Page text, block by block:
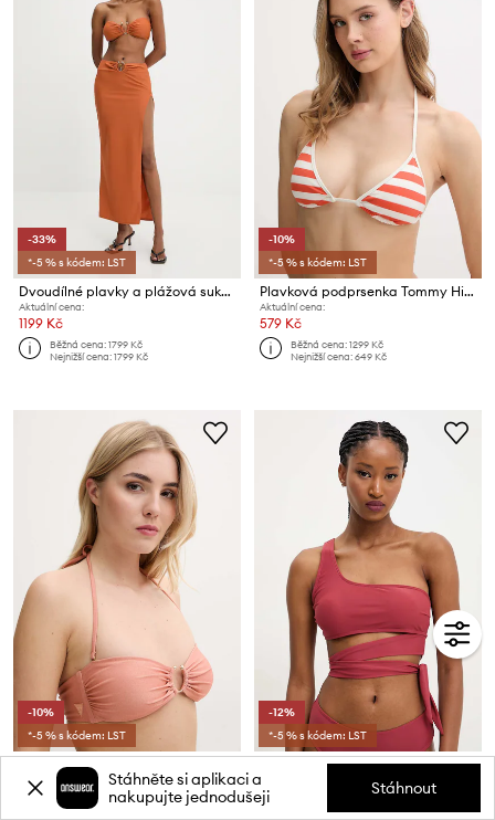
-33%
*-5 % s kódem: LST
Dvoudílné plavky a plážová sukně Answear.LAB
Aktuální cena:
1199 Kč
Běžná cena:1799 Kč
Nejnižší cena:1799 Kč
-10%
*-5 % s kódem: LST
Plavková podprsenka Tommy Hilfiger
Aktuální cena:
579 Kč
Běžná cena:1299 Kč
Nejnižší cena:649 Kč
-10%
*-5 % s kódem: LST
Plavková podprsenka Guess
Aktuální cena:
799 Kč
-12%
*-5 % s kódem: LST
Plavková podprsenka Answear.LAB
Aktuální cena:
279 Kč
Běžná cena:759 Kč
Stáhněte si aplikaci a
nakupujte jednodušeji
Stáhnout